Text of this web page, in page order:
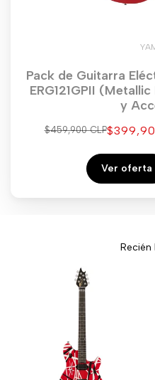
Pack de Guitarra
ERG121GPII
y
Precio
$459,900 CLPPrecio
venta
Ver oferta
Recién